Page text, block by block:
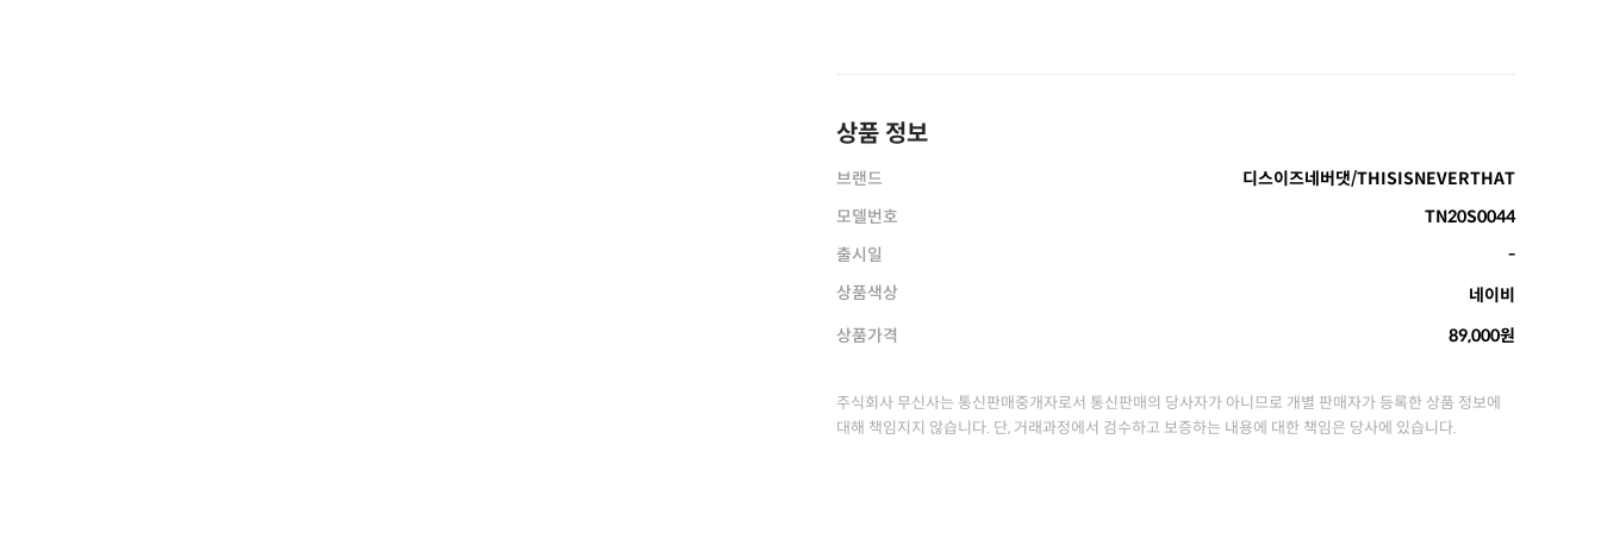
상품 정보
브랜드
디스이즈네버댓/THISISNEVERTHAT
모델번호
TN20S0044
출시일
-
상품색상
네이비
상품가격
89,000원
주식회사 무신사는 통신판매중개자로서 통신판매의 당사자가 아니므로 개별 판매자가 등록한 상품 정보에
대해 책임지지 않습니다. 단, 거래과정에서 검수하고 보증하는 내용에 대한 책임은 당사에 있습니다.